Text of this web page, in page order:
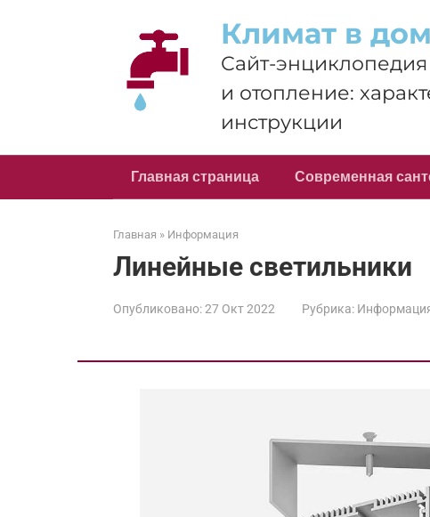
Климат в
Сайт-
и отопление:
инструкции
Главная страница Современная
Главная » Информация
Линейные светильники
Опубликовано:27 Окт 2022 Рубрика: